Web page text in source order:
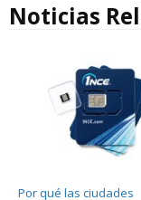
Noticias
Por qué las ciudades